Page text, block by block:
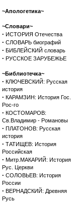
~Апологетика~
~Словари~
· ИСТОРИЯ Отечества
· СЛОВАРЬ биографий
· БИБЛЕЙСКИЙ словарь
· РУССКОЕ ЗАРУБЕЖЬЕ
~Библиотечка~
· КЛЮЧЕВСКИЙ: Русская
история
· КАРАМЗИН: История Гос.
Рос-го
· КОСТОМАРОВ:
Св.Владимир - Романовы
· ПЛАТОНОВ: Русская
история
· ТАТИЩЕВ: История
Российская
· Митр.МАКАРИЙ: История
Рус. Церкви
· СОЛОВЬЕВ: История
России
· ВЕРНАДСКИЙ: Древняя
Русь